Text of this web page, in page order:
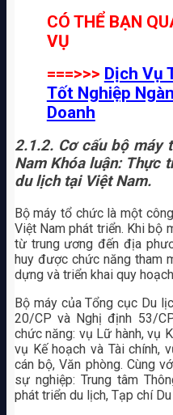
CÓ THỂ BẠN
VỤ
===>>> Dịch Vụ
Tốt Nghiệp
Doanh
2.1.2. Cơ cấu bộ máy
Nam Khóa luận: Thực
du lịch tại Việt Nam.
Bộ máy tổ chức là một
Việt Nam phát triển. Khi bộ
từ trung ương đến địa
huy được chức năng tham
dựng và triển khai quy
Bộ máy của Tổng cục Du
20/CP và Nghị định 53/
chức năng: vụ Lữ hành, vụ
vụ Kế hoạch và Tài chính,
cán bộ, Văn phòng. Cùng
sự nghiệp: Trung tâm
phát triển du lịch, Tạp chí